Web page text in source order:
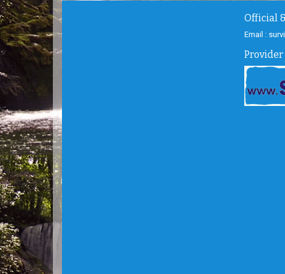
Official
Email :
Provider